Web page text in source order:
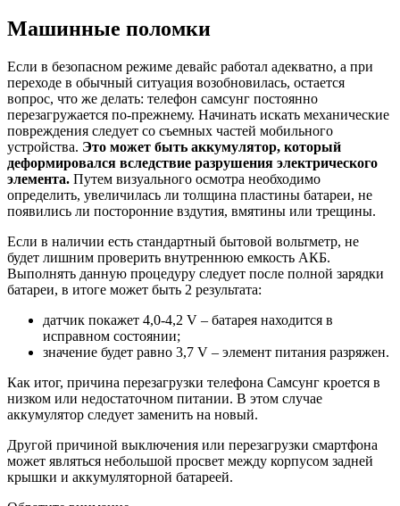
Машинные поломки
Если в безопасном режиме девайс работал адекватно, а при
переходе в обычный ситуация возобновилась, остается
вопрос, что же делать: телефон самсунг постоянно
перезагружается по-прежнему. Начинать искать механические
повреждения следует со съемных частей мобильного
устройства. Это может быть аккумулятор, который
деформировался вследствие разрушения электрического
элемента. Путем визуального осмотра необходимо
определить, увеличилась ли толщина пластины батареи, не
появились ли посторонние вздутия, вмятины или трещины.
Если в наличии есть стандартный бытовой вольтметр, не
будет лишним проверить внутреннюю емкость АКБ.
Выполнять данную процедуру следует после полной зарядки
батареи, в итоге может быть 2 результата:
датчик покажет 4,0-4,2 V – батарея находится в
исправном состоянии;
значение будет равно 3,7 V – элемент питания разряжен.
Как итог, причина перезагрузки телефона Самсунг кроется в
низком или недостаточном питании. В этом случае
аккумулятор следует заменить на новый.
Другой причиной выключения или перезагрузки смартфона
может являться небольшой просвет между корпусом задней
крышки и аккумуляторной батареей.